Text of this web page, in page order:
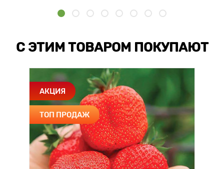
С ЭТИМ ТОВАРОМ ПОКУПАЮТ
АКЦИЯ
ТОП ПРОДАЖ